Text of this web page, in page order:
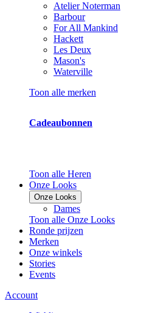
Atelier Noterman
Barbour
For All Mankind
Hackett
Les Deux
Mason's
Waterville
Toon alle merken
Cadeaubonnen
Toon alle Heren
Onze Looks
Onze Looks
Dames
Toon alle Onze Looks
Ronde prijzen
Merken
Onze winkels
Stories
Events
Account